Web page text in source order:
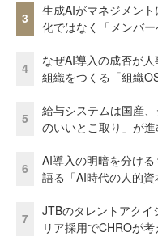
3
生成AIがマネジメン
化ではなく「メンバー
4
なぜAI導入の成否が
組織をつくる「組織
5
給与システムは国産
のいいとこ取り」が
6
AI導入の明暗を分け
語る「AI時代の人的資
7
JTBのタレントアク
リア採用でCHROが